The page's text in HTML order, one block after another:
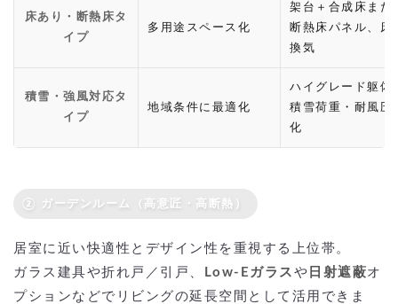
床あり・断熱床タ
イプ
多用途スペース化
架台＋合成床また
断熱床パネル、床
換気
積雪・強風対応タ
イプ
地域条件に最適化
ハイグレード躯体
積雪荷重・耐風圧
化
② ガーデンルーム（高意匠・高断熱）
居室に近い快適性とデザイン性を重視する上位帯。
ガラス建具や折れ戸／引戸、
Low-Eガラス や 日射遮蔽オ
プションなどでリビングの延長空間として活用できま